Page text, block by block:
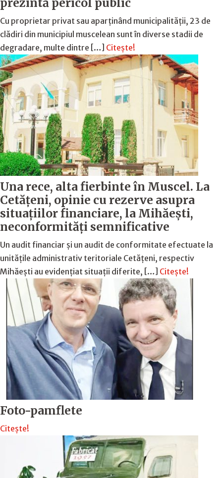
Cu proprietar privat sau aparținând municipalității, 23 de
clădiri din municipiul muscelean sunt în diverse stadii de
degradare, multe dintre […] Citește!
Una rece, alta fierbinte în Muscel. La
Cetăţeni, opinie cu rezerve asupra
situaţiilor financiare, la Mihăeşti,
neconformităţi semnificative
Un audit financiar și un audit de conformitate efectuate la
unitățile administrativ teritoriale Cetățeni, respectiv
Mihăești au evidențiat situații diferite, […] Citește!
Foto-pamflete
Citește!